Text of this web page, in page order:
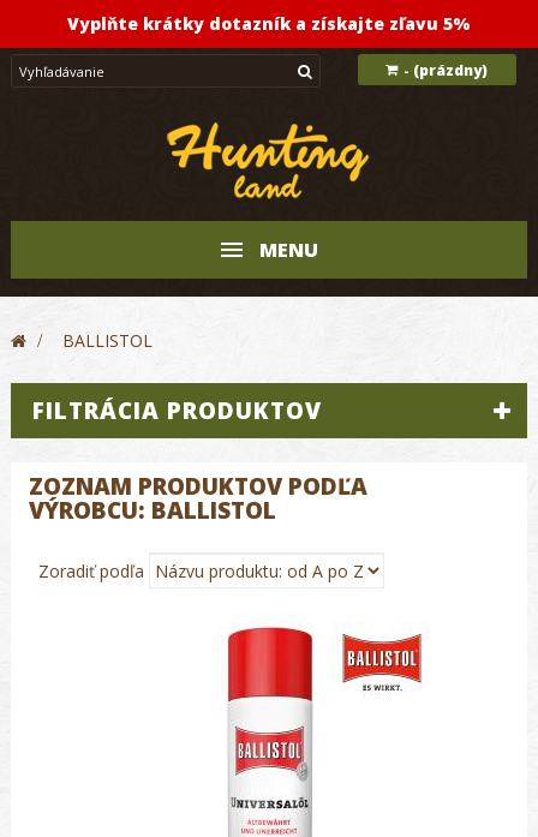
Vyplňte krátky dotazník a získajte zľavu 5%
- (prázdny)
MENU
> BALLISTOL
FILTRÁCIA PRODUKTOV
ZOZNAM PRODUKTOV PODĽA
VÝROBCU: BALLISTOL
Zoradiť podľa